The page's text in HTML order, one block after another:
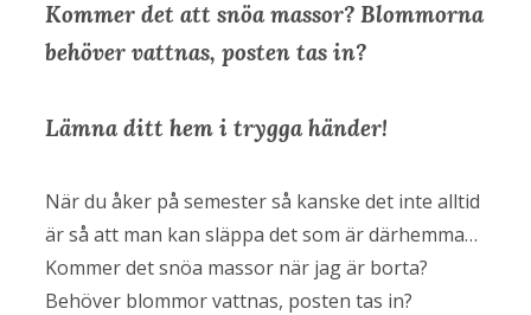
Kommer det att snöa massor? Blommorna
behöver vattnas, posten tas in?
Lämna ditt hem i trygga händer!
När du åker på semester så kanske det inte alltid
är så att man kan släppa det som är därhemma…
Kommer det snöa massor när jag är borta?
Behöver blommor vattnas, posten tas in?